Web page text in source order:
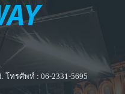
โทรศัพท์ : 06-2331-5695